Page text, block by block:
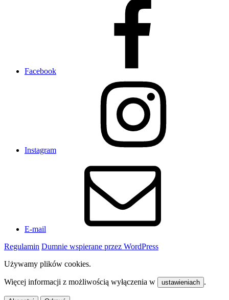
Facebook
Instagram
E-mail
Regulamin Dumnie wspierane przez WordPress
Używamy plików cookies.
Więcej informacji z możliwością wyłączenia w ustawieniach .